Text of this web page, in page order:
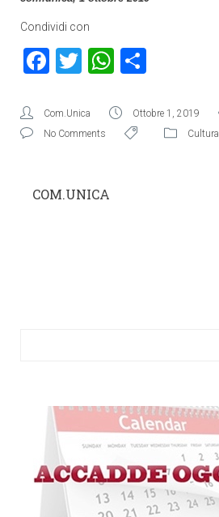
Condividi con
Facebook
TwitterWhatsApp
Com.Unica Ottobre 1, 2019
No Comments
Cultura
COM.UNICA